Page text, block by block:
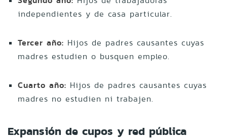
independientes y de casa particular.
Tercer año: Hijos de padres causantes cuyas
madres estudien o busquen empleo.
Cuarto año: Hijos de padres causantes cuyas
madres no estudien ni trabajen.
Expansión de cupos y red pública